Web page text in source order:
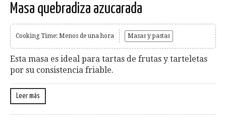
Masa quebradiza azucarada
Cooking Time: Menos de una hora Masas y pastas
Esta masa es ideal para tartas de frutas y tarteletas
por su consistencia friable.
Leer más